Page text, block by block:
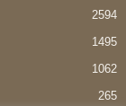
2594
1495
1062
265